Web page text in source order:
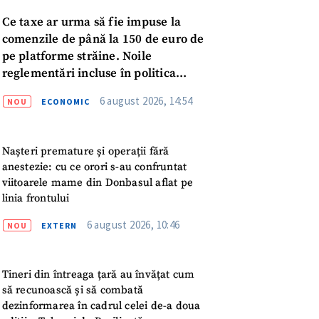
Ce taxe ar urma să fie impuse la
comenzile de până la 150 de euro de
pe platforme străine. Noile
reglementări incluse în politica
NOU ECONOMIC 6 august 2026, 14:54
Nașteri premature și operații fără
anestezie: cu ce orori s-au confruntat
viitoarele mame din Donbasul aflat pe
linia frontului
NOU EXTERN 6 august 2026, 10:46
Tineri din întreaga țară au învățat cum
să recunoască și să combată
dezinformarea în cadrul celei de-a doua